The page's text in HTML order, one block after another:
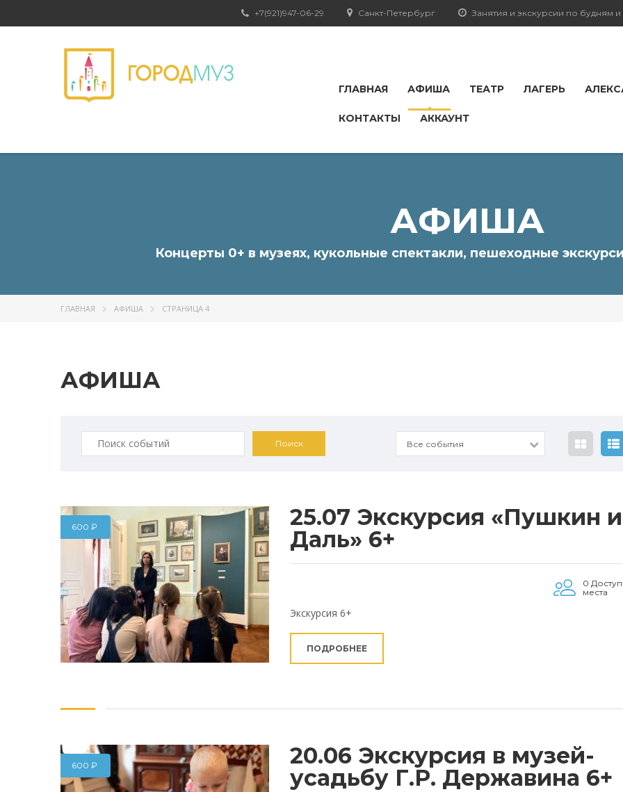
Занятия и экскурсии по будням
Санкт-Петербург
+7(921)947-06-29
ГЛАВНАЯ АФИША ТЕАТР ЛАГЕРЬ
КОНТАКТЫ АККАУНТ
АФИША
Концерты 0+ в музеях, кукольные спектакли, пешеходные
ГЛАВНАЯ АФИША СТРАНИЦА 4
АФИША
Искать: Все события
600 ₽
25.07 Экскурсия «Пушкин и
Даль» 6+
0
места
Экскурсия 6+
ПОДРОБНЕЕ
600 ₽
20.06 Экскурсия в музей-
усадьбу Г.Р. Державина 6+